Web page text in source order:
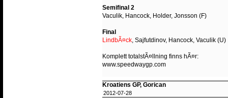
Semifinal 2
Vaculik, Hancock, Holder, Jonsson (F)
Final
LindbÃ¤ck, Sajfutdinov, Hancock, Vaculik (U)
Komplett totalstÃ¤llning finns hÃ¤r:
www.speedwaygp.com
Kroatiens GP, Gorican
2012-07-28